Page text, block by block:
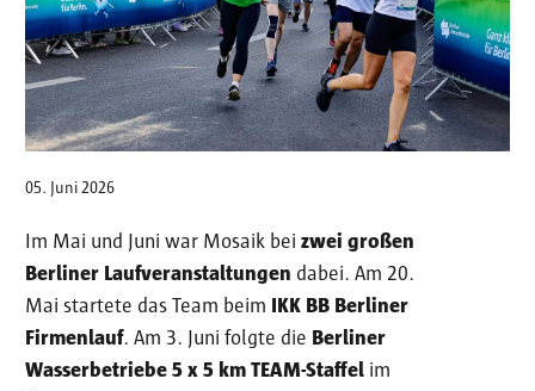
05. Juni 2026
Im Mai und Juni war Mosaik bei zwei großen
Berliner Laufveranstaltungen dabei. Am 20.
Mai startete das Team beim IKK BB Berliner
Firmenlauf. Am 3. Juni folgte die Berliner
Wasserbetriebe 5 x 5 km TEAM-Staffel im